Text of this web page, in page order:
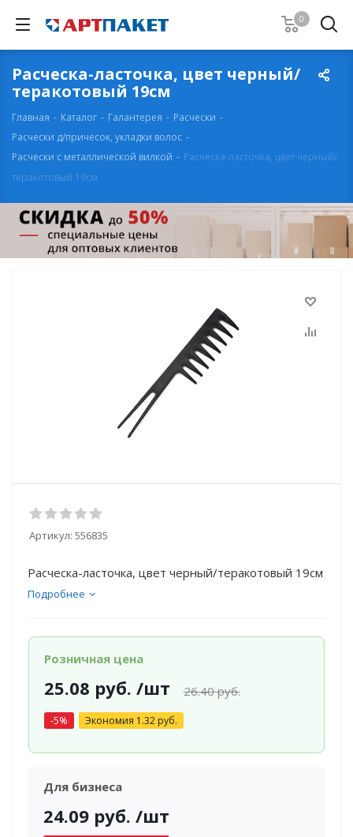
0
Расческа-ласточка, цвет черный/
теракотовый 19см
Главная - Каталог - Галантерея - Расчески -
Расчески д/причесок, укладки волос -
Расчески с металлической вилкой - Расческа-ласточка, цвет черный/
теракотовый 19см
Артикул: 556835
Расческа-ласточка, цвет черный/теракотовый 19см
Подробнее
Розничная цена
25.08 руб. /шт 26.40руб.
-5% Экономия 1.32руб.
Для бизнеса
24.09 руб. /шт